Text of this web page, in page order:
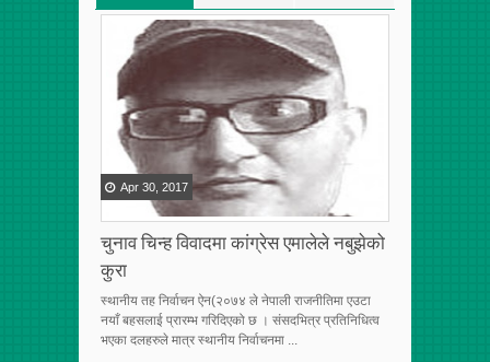
[VERTICAL]
[RECENT][5]
[VERTICAL] [VERTICAL]
[RECENT][5]
चुनाव चिन्ह विवादमा कांग्रेस एमालेले नबुझेको
कुरा
Apr 30 2017
स्थानीय तह निर्वाचन ऐन(२०७४ ले नेपाली राजनीतिमा एउटा
नयाँ बहसलाई प्रारम्भ गरिदिएको छ । संसदभित्र प्रतिनिधित्व
भएका दलहरुले मात्र स्थानीय निर्वाचनमा ...